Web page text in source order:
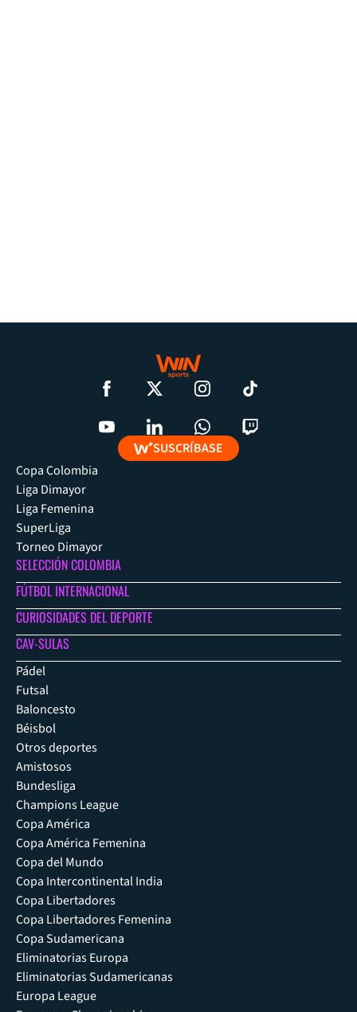
SUSCRÍBASE
Copa Colombia
Liga Dimayor
Liga Femenina
SuperLiga
Torneo Dimayor
SELECCIÓN COLOMBIA
FÚTBOL INTERNACIONAL
CURIOSIDADES DEL DEPORTE
CAV-SULAS
Pádel
Futsal
Baloncesto
Béisbol
Otros deportes
Amistosos
Bundesliga
Champions League
Copa América
Copa América Femenina
Copa del Mundo
Copa Intercontinental India
Copa Libertadores
Copa Libertadores Femenina
Copa Sudamericana
Eliminatorias Europa
Eliminatorias Sudamericanas
Europa League